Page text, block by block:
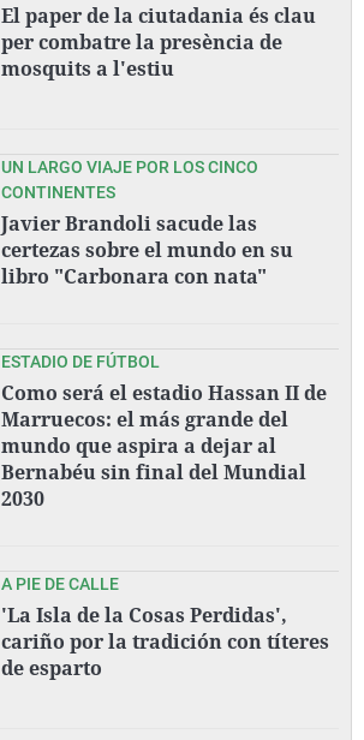
El paper de la ciutadania és clau
per combatre la presència de
mosquits a l'estiu
UN LARGO VIAJE POR LOS CINCO
CONTINENTES
Javier Brandoli sacude las
certezas sobre el mundo en su
libro "Carbonara con nata"
ESTADIO DE FÚTBOL
Como será el estadio Hassan II de
Marruecos: el más grande del
mundo que aspira a dejar al
Bernabéu sin final del Mundial
2030
A PIE DE CALLE
'La Isla de la Cosas Perdidas',
cariño por la tradición con títeres
de esparto